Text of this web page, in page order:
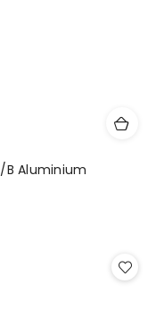
Aluminium